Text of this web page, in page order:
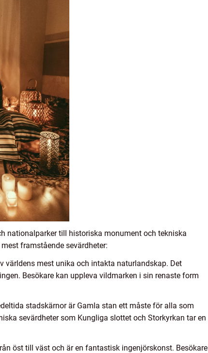
nationalparker till historiska monument och tekniska
framstående sevärdheter:
världens mest unika och intakta naturlandskap. Det
Besökare kan uppleva vildmarken i sin renaste form
stadskärnor är Gamla stan ett måste för alla som
sevärdheter som Kungliga slottet och Storkyrkan tar en
öst till väst och är en fantastisk ingenjörskonst. Besökare